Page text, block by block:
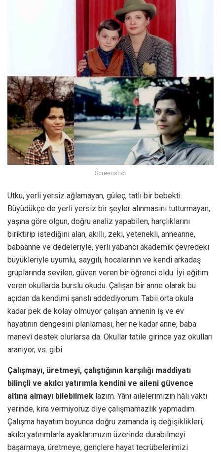
Screenshot
Utku, yerli yersiz ağlamayan, güleç, tatlı bir bebekti.
Büyüdükçe de yerli yersiz bir şeyler alınmasını tutturmayan,
yaşına göre olgun, doğru analiz yapabilen, harçlıklarını
biriktirip istediğini alan, akıllı, zeki, yetenekli, anneanne,
babaanne ve dedeleriyle, yerli yabancı akademik çevredeki
büyükleriyle uyumlu, saygılı, hocalarının ve kendi arkadaş
gruplarında sevilen, güven veren bir öğrenci oldu. İyi eğitim
veren okullarda burslu okudu. Çalışan bir anne olarak bu
açıdan da kendimi şanslı addediyorum. Tabii orta okula
kadar pek de kolay olmuyor çalışan annenin iş ve ev
hayatının dengesini planlaması, her ne kadar anne, baba
manevî destek olurlarsa da. Okullar tatile girince yaz okulları
aranıyor, vs. gibi.
Çalışmayı, üretmeyi, çalıştığının karşılığı maddiyatı
bilinçli ve akılcı yatırımla kendini ve aileni güvence
altına almayı bilebilmek lazım. Yâni ailelerimizin hâli vakti
yerinde, kira vermiyoruz diye çalışmamazlık yapmadım.
Çalışma hayatım boyunca doğru zamanda iş değişiklikleri,
akılcı yatırımlarla ayaklarımızın üzerinde durabilmeyi
başarmaya, üretmeye, gençlere hayat tecrübelerimizi